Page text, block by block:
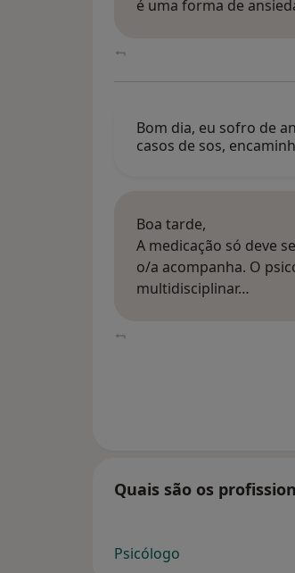
é uma forma de
Bom dia, eu sofro de
casos de sos,
Boa tarde,
A medicação só deve
o/a acompanha. O
multidisciplinar…
Quais são os
Psicólogo